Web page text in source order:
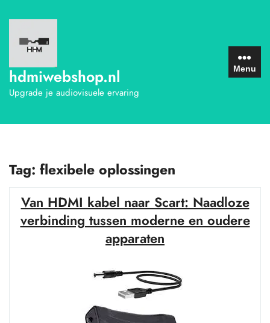
naar
inhoud
hdmiwebshop.nl
Upgrade je audiovisuele ervaring
Menu
Tag: flexibele oplossingen
Van HDMI kabel naar Scart: Naadloze
verbinding tussen moderne en oudere
apparaten